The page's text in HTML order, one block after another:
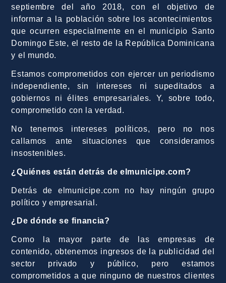
septiembre del año 2018, con el objetivo de
informar a la población sobre los acontecimientos
que ocurren especialmente en el municipio Santo
Domingo Este, el resto de la República Dominicana
y el mundo.
Estamos comprometidos con ejercer un periodismo
independiente, sin intereses ni supeditados a
gobiernos ni élites empresariales. Y, sobre todo,
comprometido con la verdad.
No tenemos intereses políticos, pero no nos
callamos ante situaciones que consideramos
insostenibles.
¿Quiénes están detrás de elmunicipe.com?
Detrás de elmunicipe.com no hay ningún grupo
político y empresarial.
¿De dónde se financia?
Como la mayor parte de las empresas de
contenido, obtenemos ingresos de la publicidad del
sector privado y público, pero estamos
comprometidos a que ninguno de nuestros clientes